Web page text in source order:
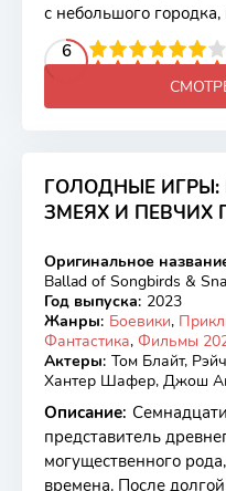
с небольшого городка,
6
4 5 6 7 8 9 10
ГОЛОДНЫЕ
ЗМЕЯХ И ПЕВЧИХ
BDRip
7.29
Оригинальное
Ballad of Songbirds &
Год выпуска: 2023
Жанры: Боевики,
Фантастика, Фильмы
Актеры: Том Блайт,
Хантер Шафер, Джош
Описание:
представитель
могущественного
времена. После